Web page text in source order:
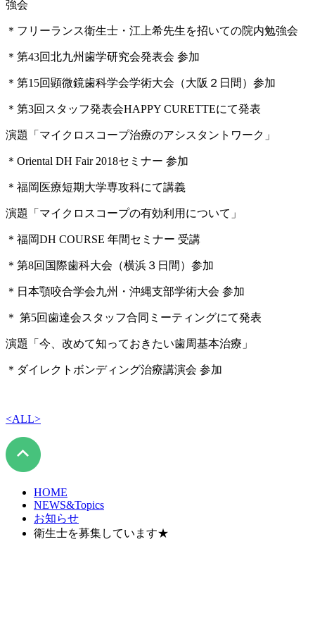
強会
＊フリーランス衛生士・江上希先生を招いての院内勉強会
＊第43回北九州歯学研究会発表会 参加
＊第15回顕微鏡歯科学会学術大会（大阪２日間）参加
＊第3回スタッフ発表会HAPPY CURETTEにて発表
演題「マイクロスコープ治療のアシスタントワーク」
＊Oriental DH Fair 2018セミナー 参加
＊福岡医療短期大学専攻科にて講義
演題「マイクロスコープの有効利用について」
＊福岡DH COURSE 年間セミナー 受講
＊第8回国際歯科大会（横浜３日間）参加
＊日本顎咬合学会九州・沖縄支部学術大会 参加
＊ 第5回歯達会スタッフ合同ミーティングにて発表
演題「今、改めて知っておきたい歯周基本治療」
＊ダイレクトボンディング治療講演会 参加
<ALL>
HOME
NEWS&Topics
お知らせ
衛生士を募集しています★